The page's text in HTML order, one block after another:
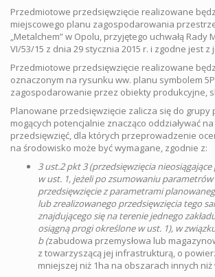
Przedmiotowe przedsięwzięcie realizowane
miejscowego planu zagospodarowania
„Metalchem” w Opolu, przyjętego uchwałą Rady
VI/53/15 z dnia 29 stycznia 2015 r. i zgodne jest z
Przedmiotowe przedsięwzięcie realizowane
oznaczonym na rysunku ww. planu symbolem
zagospodarowanie przez obiekty produkcyjne,
Planowane przedsięwzięcie zalicza się do grupy
mogących potencjalnie znacząco oddziaływać
przedsięwzięć, dla których przeprowadzenie
na środowisko może być wymagane, zgodnie z:
3 ust.2 pkt 3 (przedsięwzięcia
w ust. 1, jeżeli po zsumowaniu
przedsięwzięcie z parametrami
lub zrealizowanego przedsięwzięcia tego
znajdującego się na terenie jednego
osiągną progi określone w ust. 1), w
b (zabudowa przemysłowa lub
z towarzyszącą jej infrastrukturą, o
mniejszej niż 1ha na obszarach innych